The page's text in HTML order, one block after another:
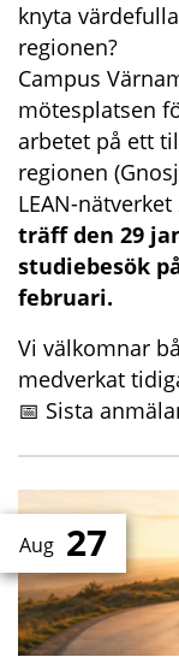
knyta
regionen?
Campus
mötesplatsen
arbetet på ett
regionen
LEAN-nätverket
träff den 29
studiebesök
februari.
Vi välkomnar
medverkat
📅 Sista
Aug 27